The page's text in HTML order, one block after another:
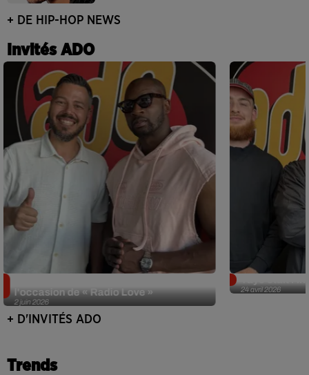
+ DE HIP-HOP NEWS
Invités ADO
2 juin 2026
l'occasion de « Radio Love »
24 avril 2026
+ D'INVITÉS ADO
Trends